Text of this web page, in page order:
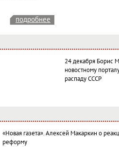
подробнее
24 декабря Борис
новостному
распаду СССР
«Новая газета». Алексей Макаркин о
реформу